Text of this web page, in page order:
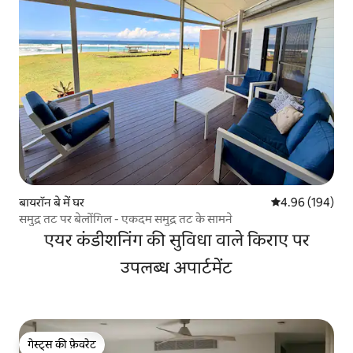
बायरॉन बे में घर औसत रेटिंग 5 में से
4.96 (194)
समुद्र तट पर बेलोंगिल - एकदम समुद्र तट के सामने
एयर कंडीशनिंग की सुविधा वाले किराए पर
उपलब्ध अपार्टमेंट
गेस्ट्स की फ़ेवरेट